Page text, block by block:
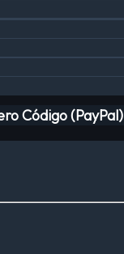
Código (PayPal)